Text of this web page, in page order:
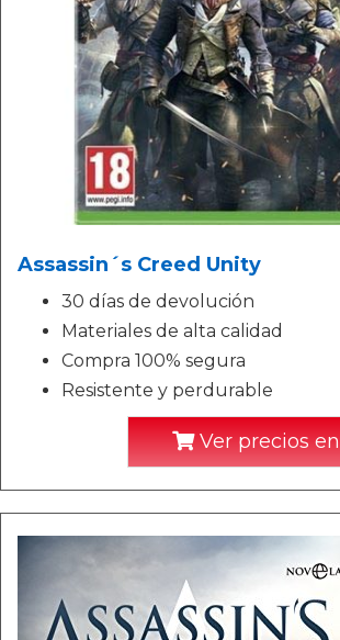
Assassin´s Creed Unity
30 días de devolución
Materiales de alta calidad
Compra 100% segura
Resistente y perdurable
Ver precios